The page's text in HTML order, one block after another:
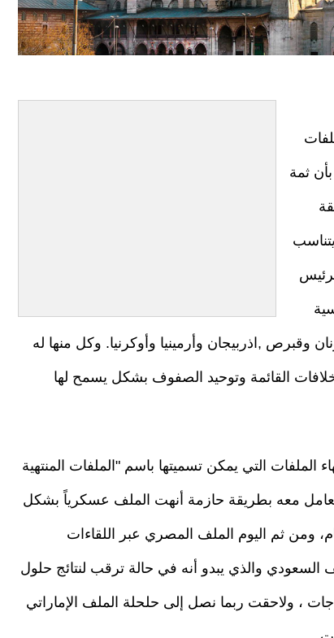
ثمة
وقبرص ,اذربيجان وأرمينيا وأوكرنيا. وكل منها له
القائمة وتوحيد الصفوف بشكل يسمح لها
التي يمكن تسميتها باسم "الملفات المنتهية
التعامل معه بطريقة حازمة أنهت الملف عسكرياً بشكل
ومن ثم اليوم الملف المصري عبر اللقاءات
السعودي والذي يبدو أنه في حالة ترقب لنتائج حلول
، ولاحقت ربما نصل إلى حلحلة الملف الإماراتي